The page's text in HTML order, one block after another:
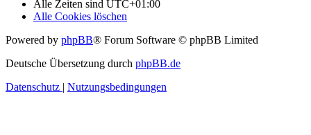
Alle Zeiten sind UTC+01:00
Alle Cookies löschen
Powered by phpBB® Forum Software © phpBB Limited
Deutsche Übersetzung durch phpBB.de
Datenschutz | Nutzungsbedingungen